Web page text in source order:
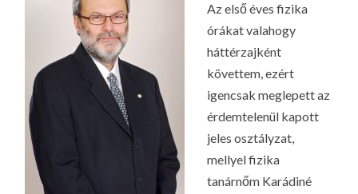
Az első éves fizika
órákat valahogy
háttérzajként
követtem, ezért
igencsak meglepett az
érdemtelenül kapott
jeles osztályzat,
mellyel fizika
tanárnőm Karádiné